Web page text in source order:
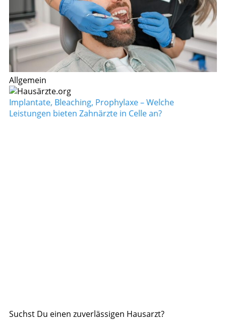
Allgemein
Implantate, Bleaching, Prophylaxe – Welche
Leistungen bieten Zahnärzte in Celle an?
Suchst Du einen zuverlässigen Hausarzt?